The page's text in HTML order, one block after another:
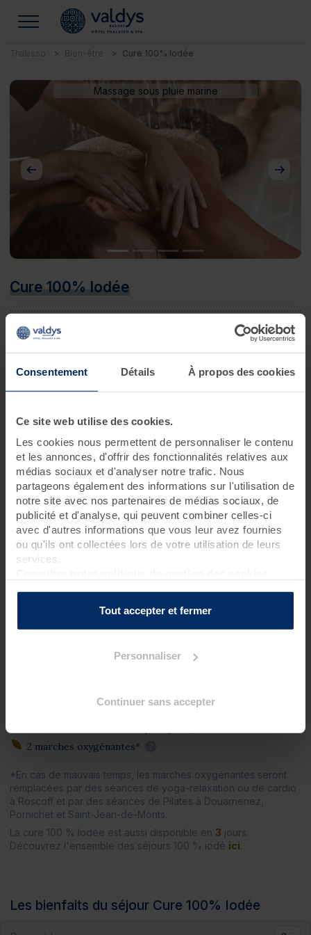
Consentement Détails À propos des cookies
Ce site web utilise des cookies.
Les cookies nous permettent de personnaliser le contenu
et les annonces, d'offrir des fonctionnalités relatives aux
médias sociaux et d'analyser notre trafic. Nous
partageons également des informations sur l'utilisation de
notre site avec nos partenaires de médias sociaux, de
publicité et d'analyse, qui peuvent combiner celles-ci
avec d'autres informations que vous leur avez fournies
ou qu'ils ont collectées lors de votre utilisation de leurs
services.
Tout accepter et fermer
Personnaliser
Continuer sans accepter
Thalasso Bien-être Cure 100% Iodée
Massage sous pluie marine
Précédent
Cure 100% Iodée
Je souhaite me relaxer
6 jours • 17 soins
Partez à la découverte des essentiels de la thalasso et de tous
ses bienfaits.
d'hydrothérapie et d'algothérapie riches en oligo-éléments et
minéraux. Effet relaxant garanti.
Programme des soins
Soins spa
1 gommage corps sous pluie marine ?
2 massages sous pluie marine (15 mn) ?
2 douches à jet massant (protocole du Docteur Bagot) ?
?
2 marches oxygénantes*
*En cas de mauvais temps, les marches oxygénantes seront
remplacées par des séances de yoga-relaxation ou de cardio
à Roscoff et par des séances de Pilates à Douarnenez,
Pornichet et Saint-Jean-de-Monts.
La cure 100 % Iodée est aussi disponible en 3 jours.
Découvrez l'ensemble des séjours 100 % iodé ici.
Les bienfaits du séjour Cure 100% Iodée